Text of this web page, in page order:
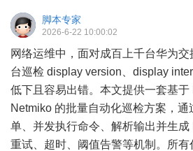
脚本专家
2026-6-22 10:00:02
网络运维中，面对成百上千台华为
台巡检 display version、display
低下且容易出错。本文提供一套基于
Netmiko 的批量自动化巡检方案，
单、并发执行命令、解析输出并生
重试、超时、阈值告警等机制。所